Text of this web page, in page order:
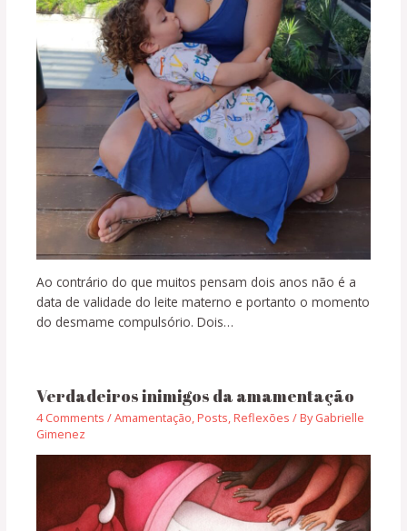
Ao contrário do que muitos pensam dois anos não é a
data de validade do leite materno e portanto o momento
do desmame compulsório. Dois…
Verdadeiros inimigos da amamentação
4 Comments /Amamentação, Posts, Reflexões / ByGabrielle
Gimenez